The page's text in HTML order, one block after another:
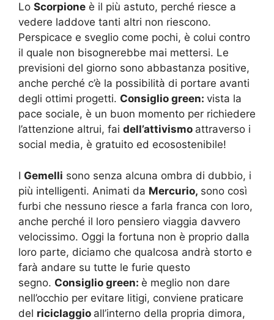
Lo Scorpione è il più astuto, perché riesce a
vedere laddove tanti altri non riescono.
Perspicace e sveglio come pochi, è colui contro
il quale non bisognerebbe mai mettersi. Le
previsioni del giorno sono abbastanza positive,
anche perché c’è la possibilità di portare avanti
degli ottimi progetti. Consiglio green: vista la
pace sociale, è un buon momento per richiedere
l’attenzione altrui, fai dell’attivismo attraverso i
social media, è gratuito ed ecosostenibile!
I Gemelli sono senza alcuna ombra di dubbio, i
più intelligenti. Animati da Mercurio, sono così
furbi che nessuno riesce a farla franca con loro,
anche perché il loro pensiero viaggia davvero
velocissimo. Oggi la fortuna non è proprio dalla
loro parte, diciamo che qualcosa andrà storto e
farà andare su tutte le furie questo
segno. Consiglio green: è meglio non dare
nell’occhio per evitare litigi, conviene praticare
del riciclaggio all’interno della propria dimora,